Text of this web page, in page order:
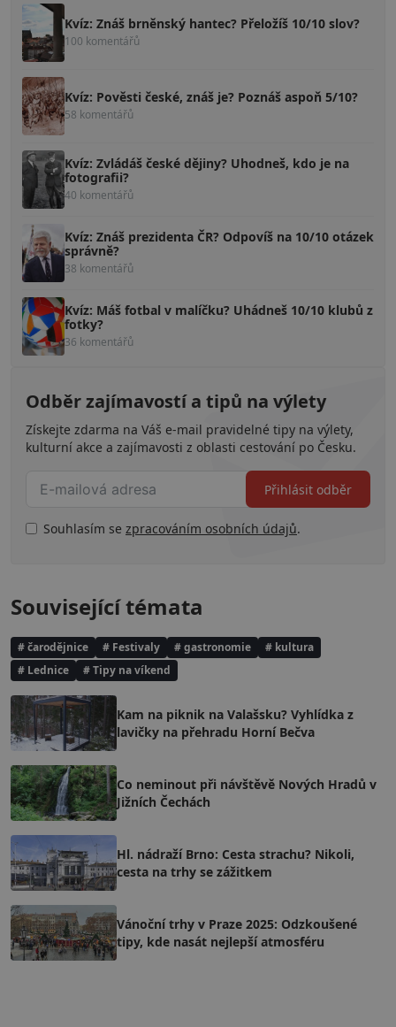
Kvíz: Znáš brněnský hantec? Přeložíš 10/10 slov?
100 komentářů
Kvíz: Pověsti české, znáš je? Poznáš aspoň 5/10?
58 komentářů
Kvíz: Zvládáš české dějiny? Uhodneš, kdo je na
fotografii?
40 komentářů
Kvíz: Znáš prezidenta ČR? Odpovíš na 10/10 otázek
správně?
38 komentářů
Kvíz: Máš fotbal v malíčku? Uhádneš 10/10 klubů z
fotky?
36 komentářů
Odběr zajímavostí a tipů na výlety
Získejte zdarma na Váš e-mail pravidelné tipy na výlety,
kulturní akce a zajímavosti z oblasti cestování po Česku.
Souhlasím se zpracováním osobních údajů.
Přihlásit odběr
Související témata
# čarodějnice # Festivaly # gastronomie
# kultura
# Lednice
# Tipy na víkend
Kam na piknik na Valašsku? Vyhlídka z
lavičky na přehradu Horní Bečva
Co neminout při návštěvě Nových Hradů v
Jižních Čechách
Hl. nádraží Brno: Cesta strachu? Nikoli,
cesta na trhy se zážitkem
Vánoční trhy v Praze 2025: Odzkoušené
tipy, kde nasát nejlepší atmosféru